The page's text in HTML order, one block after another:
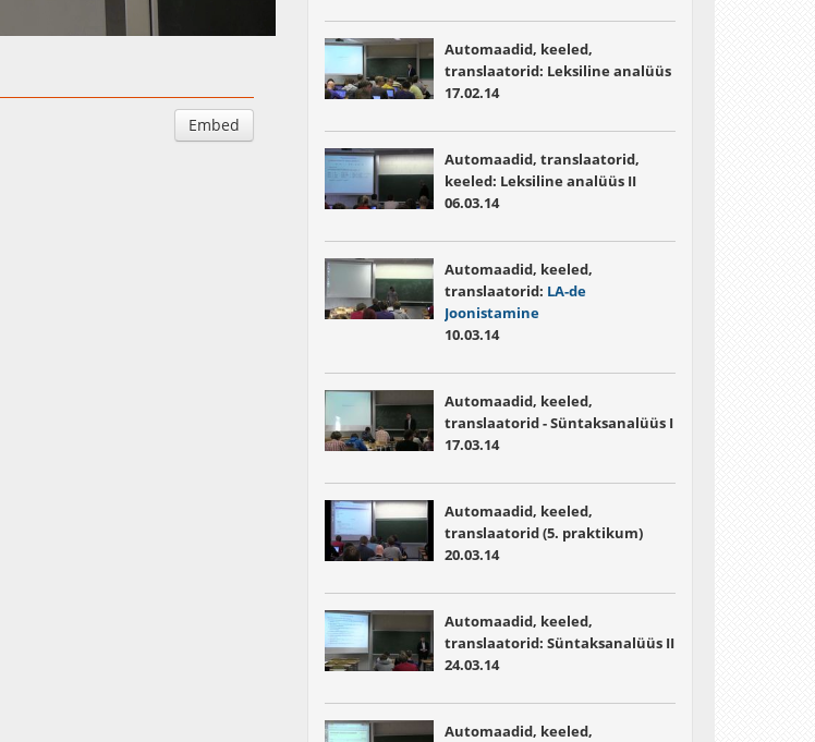
Esituskiirused
Embed
Automaadid, keeled,
translaatorid: Leksiline analüüs
17.02.14
Automaadid, translaatorid,
keeled: Leksiline analüüs II
06.03.14
Automaadid, keeled,
translaatorid: LA-de
Joonistamine
10.03.14
Automaadid, keeled,
translaatorid - Süntaksanalüüs I
17.03.14
Automaadid, keeled,
translaatorid (5. praktikum)
20.03.14
Automaadid, keeled,
translaatorid: Süntaksanalüüs II
24.03.14
Automaadid, keeled,